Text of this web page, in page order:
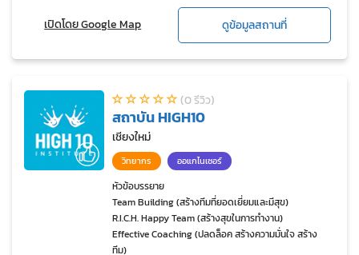
เปิดโดย Google Map ดูข้อมูลสถานที่
(0 รีวิว)
สถาบัน HIGH10
เชียงใหม่
วิทยากร ออแกไนเซอร์
หัวข้อบรรยาย
Team Building (สร้างทีมที่ยอดเยี่ยมและมีสุข)
R.I.C.H. Happy Team (สร้างสุขในการทำงาน)
Effective Coaching (ปลดล็อค สร้างความมั่นใจ สร้าง
ทีม)